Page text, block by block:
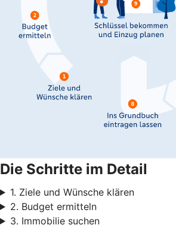
Die Schritte im Detail
1. Ziele und Wünsche klären
2. Budget ermitteln
3. Immobilie suchen